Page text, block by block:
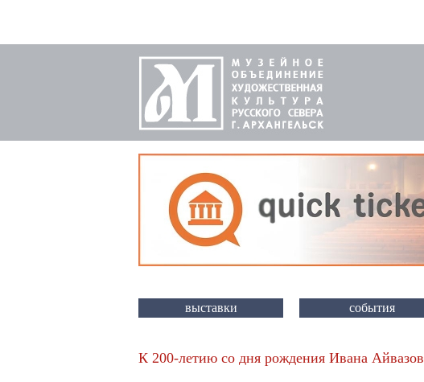
выставки события
К 200-летию со дня рождения Ивана